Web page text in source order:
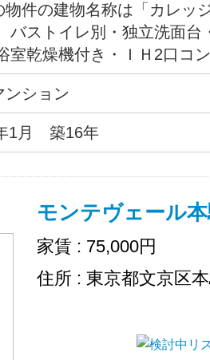
件の建物名称は「カレッ
バストイレ別・独立洗面台
室乾燥機付き・ＩＨ2口コ
1月竣工のマンション！ 駅
、マンション近くにはス
ンション
1月 築16年
モンテヴェール
家賃 : 75,000円
住所 : 東京都文京区